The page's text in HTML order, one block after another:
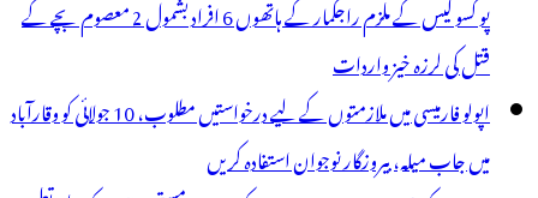
پو کسو کیس کے ملزم راجکمار کے ہاتھوں 6 افراد بشمول 2 معصوم بچے کے
قتل کی لرزہ خیز واردات
اپولو فارمیسی میں ملازمتوں کے لیے درخواستیں مطلوب، 10 جولائی کو وقارآباد
میں جاب میلہ، بیروزگار نوجوان استفادہ کریں